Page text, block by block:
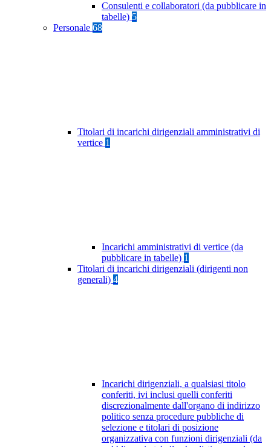
Consulenti e collaboratori (da pubblicare in
tabelle) 5
Personale 68
Titolari di incarichi dirigenziali amministrativi di
vertice 1
Incarichi amministrativi di vertice (da
pubblicare in tabelle) 1
Titolari di incarichi dirigenziali (dirigenti non
generali) 4
Incarichi dirigenziali, a qualsiasi titolo
conferiti, ivi inclusi quelli conferiti
discrezionalmente dall'organo di indirizzo
politico senza procedure pubbliche di
selezione e titolari di posizione
organizzativa con funzioni dirigenziali (da